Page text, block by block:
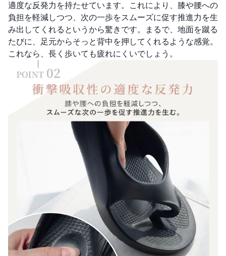
適度な反発力を持たせています。これにより、膝や腰への
負担を軽減しつつ、次の一歩をスムーズに促す推進力を生
み出してくれるというから驚きです。まるで、地面を蹴る
たびに、足元からそっと背中を押してくれるような感覚。
これなら、長く歩いても疲れにくいでしょう。